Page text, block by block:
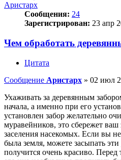
Аристарх
Сообщения: 24
Зарегистрирован: 23 апр
Чем обработать
Цитата
Сообщение Аристарх » 02 июл
Ухаживать за деревянным
начала, а именно при его
установлен забор желательно
муравейников, это сбережет ваш
заселения насекомых. Если вы
была земля, можете засыпать
получится очень красиво. Перед